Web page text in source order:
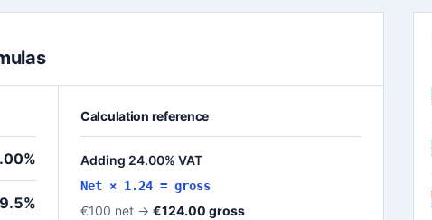
9.5%
Calculation reference
Adding 24.00% VAT
Net × 1.24 = gross
€100 net → €124.00 gross